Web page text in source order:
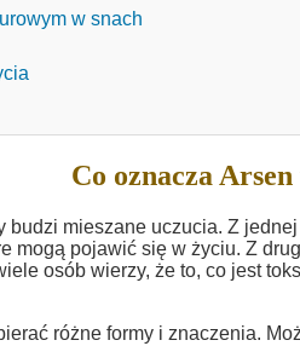
w snach
Co oznacza Arsen
budzi mieszane uczucia. Z
mogą pojawić się w życiu. Z
osób wierzy, że to, co jest
różne formy i znaczenia.